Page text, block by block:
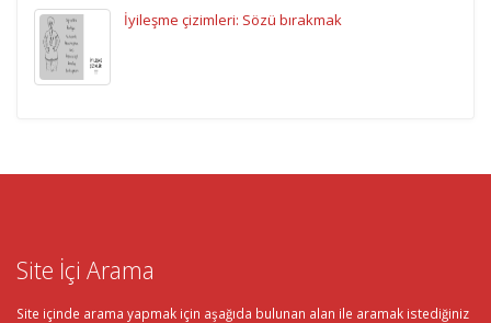
İyileşme çizimleri: Sözü bırakmak
Site İçi Arama
Site içinde arama yapmak için aşağıda bulunan alan ile aramak istediğiniz